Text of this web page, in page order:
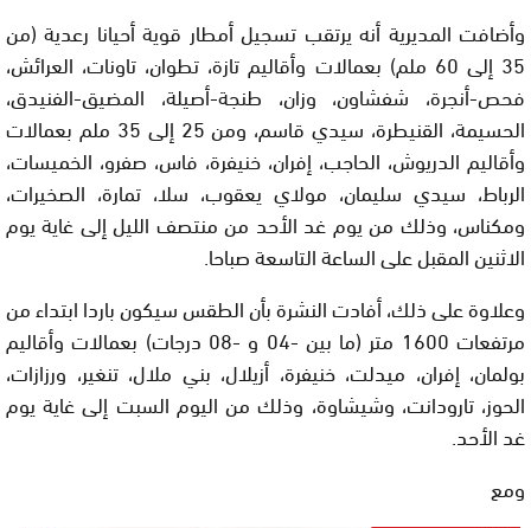
وأضافت المديرية أنه يرتقب تسجيل أمطار قوية أحيانا رعدية (من
35 إلى 60 ملم) بعمالات وأقاليم تازة، تطوان، تاونات، العرائش،
فحص-أنجرة، شفشاون، وزان، طنجة-أصيلة، المضيق-الفنيدق،
الحسيمة، القنيطرة، سيدي قاسم، ومن 25 إلى 35 ملم بعمالات
وأقاليم الدريوش، الحاجب، إفران، خنيفرة، فاس، صفرو، الخميسات،
الرباط، سيدي سليمان، مولاي يعقوب، سلا، تمارة، الصخيرات،
ومكناس، وذلك من يوم غد الأحد من منتصف الليل إلى غاية يوم
الاثنين المقبل على الساعة التاسعة صباحا.
وعلاوة على ذلك، أفادت النشرة بأن الطقس سيكون باردا ابتداء من
مرتفعات 1600 متر (ما بين -04 و -08 درجات) بعمالات وأقاليم
بولمان، إفران، ميدلت، خنيفرة، أزيلال، بني ملال، تنغير، ورزازات،
الحوز، تارودانت، وشيشاوة، وذلك من اليوم السبت إلى غاية يوم
غد الأحد.
ومع